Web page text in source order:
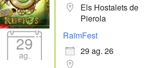
Els Hostalets de
Pierola
29
ag.
RaïmFest
29 ag. 26